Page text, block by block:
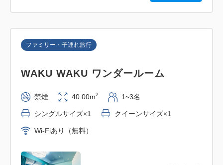
ごはん【国産】／赤だし／肉すい／カレー／麻婆豆腐
〇キッズメニュー
エビフライ／焼きうどん／ポテト／ミニオムライス／
キッズサラダ／ポテト
〇パン
ファミリー・子連れ旅行
WAKU WAKU ワンダールーム
禁煙 40.00m2 1~3名
シングルサイズ×1 クイーンサイズ×1
Wi-Fiあり（無料）